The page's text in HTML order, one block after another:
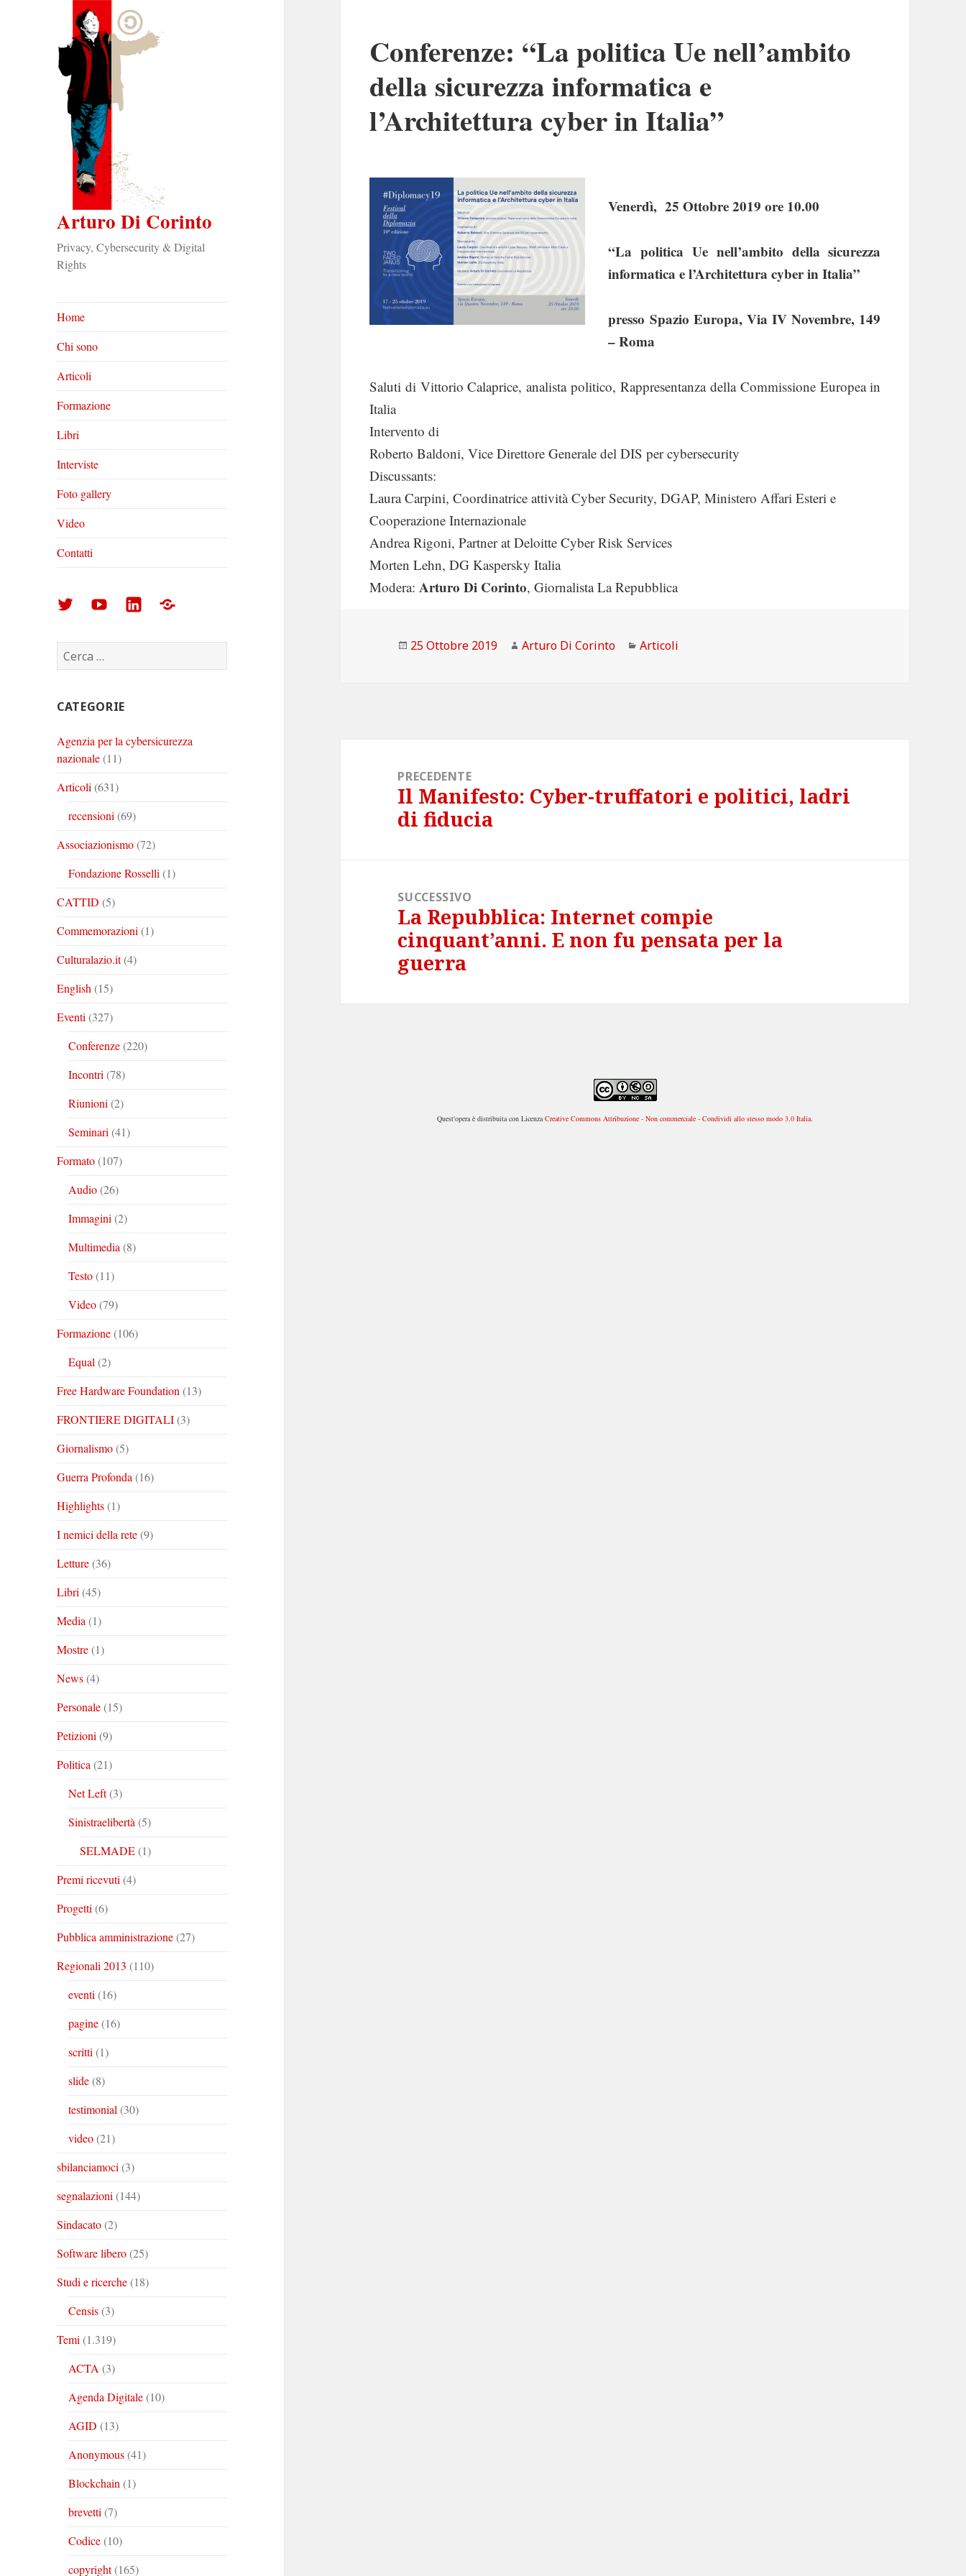
Arturo Di Corinto
Privacy, Cybersecurity & Digital
Rights
Home
Chi sono
Articoli
Formazione
Libri
Interviste
Foto gallery
Video
Contatti
Arturo
Corinto
su
Arturo
Corinto
su
Arturo
su
Foto
Ricerca
per:
CATEGORIE
Agenzia per la cybersicurezza
nazionale(11)
Articoli (631)
recensioni (69)
Associazionismo(72)
Fondazione Rosselli (1)
CATTID (5)
Commemorazioni (1)
Culturalazio.it(4)
English (15)
Eventi (327)
Conferenze(220)
Incontri (78)
Riunioni (2)
Seminari (41)
Formato(107)
Audio(26)
Immagini (2)
Multimedia (8)
Testo(11)
Video(79)
Formazione(106)
Equal (2)
Free Hardware Foundation (13)
FRONTIERE DIGITALI(3)
Giornalismo(5)
Guerra Profonda (16)
Highlights(1)
I nemici della rete(9)
Letture(36)
Libri (45)
Media (1)
Mostre(1)
News(4)
Personale(15)
Petizioni (9)
Politica (21)
Net Left(3)
Sinistraelibertà (5)
SELMADE(1)
Premi ricevuti (4)
Progetti (6)
Pubblica amministrazione(27)
Regionali 2013 (110)
eventi (16)
pagine(16)
scritti (1)
slide(8)
testimonial (30)
video(21)
sbilanciamoci (3)
segnalazioni (144)
Sindacato(2)
Software libero(25)
Studi e ricerche(18)
Censis(3)
Temi (1.319)
ACTA (3)
Agenda Digitale(10)
AGID (13)
Anonymous(41)
Blockchain (1)
brevetti (7)
Codice(10)
copyright(165)
Conferenze: “La politica Ue nell’ambito
della sicurezza informatica e
l’Architettura cyber in Italia”
Venerdì, 25 Ottobre 2019 ore 10.00
“La politica Ue nell’ambito della sicurezza
informatica e l’Architettura cyber in Italia”
presso Spazio Europa, Via IV Novembre, 149
– Roma
Saluti di Vittorio Calaprice, analista politico, Rappresentanza della Commissione Europea in
Italia
Intervento di
Roberto Baldoni, Vice Direttore Generale del DIS per cybersecurity
Discussants:
Laura Carpini, Coordinatrice attività Cyber Security, DGAP, Ministero Affari Esteri e
Cooperazione Internazionale
Andrea Rigoni, Partner at Deloitte Cyber Risk Services
Morten Lehn, DG Kaspersky Italia
Modera: Arturo Di Corinto, Giornalista La Repubblica
Scritto
25 Ottobre 2019 Autore
Arturo Di Corinto Categorie
Articoli
PRECEDENTE
Articolo
precedente:
Il Manifesto: Cyber-truffatori e politici, ladri
di fiducia
SUCCESSIVO
Articolo
successivo:
La Repubblica: Internet compie
cinquant’anni. E non fu pensata per la
guerra
Quest'opera è distribuita con LicenzaCreative Commons Attribuzione - Non commerciale - Condividi allo stesso modo 3.0 Italia.